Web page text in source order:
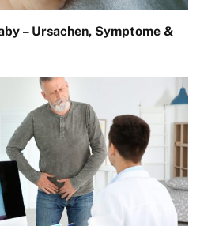
– Ursachen, Symptome &